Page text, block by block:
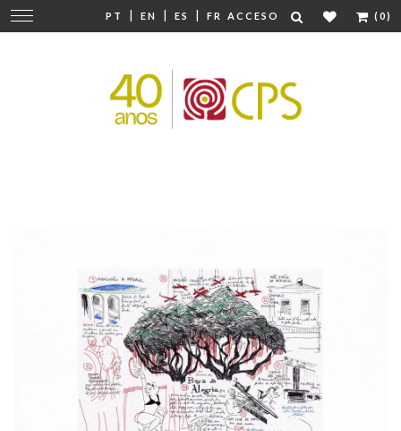
PT | EN | ES | FR ACCESO (0)
Cambiar
navegación